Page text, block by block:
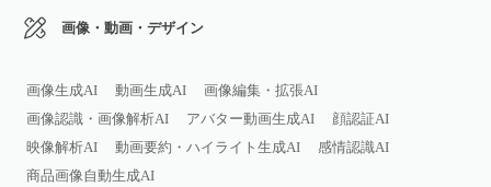
画像・動画・デザイン
画像生成AI 動画生成AI
画像編集・拡張AI
画像認識・画像解析AI
アバター動画生成AI
顔認証AI
映像解析AI
動画要約・ハイライト生成AI
感情認識AI
商品画像自動生成AI